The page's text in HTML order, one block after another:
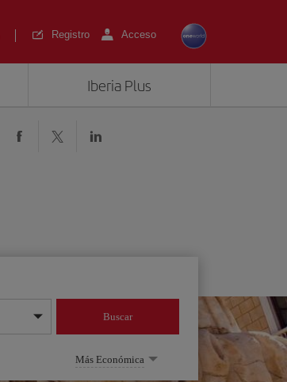
Registro Acceso
Iberia Plus
Buscar
Más Económica